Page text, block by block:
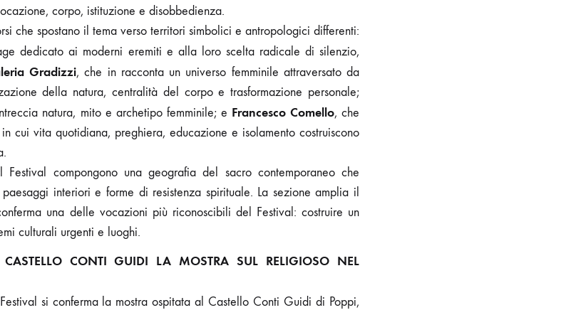
corpo, istituzione e disobbedienza.
che spostano il tema verso territori simbolici e antropologici differenti:
dedicato ai moderni eremiti e alla loro scelta radicale di silenzio,
Gradizzi, che in racconta un universo femminile attraversato da
della natura, centralità del corpo e trasformazione personale;
natura, mito e archetipo femminile; e Francesco Comello, che
cui vita quotidiana, preghiera, educazione e isolamento costruiscono
compongono una geografia del sacro contemporaneo che
interiori e forme di resistenza spirituale. La sezione amplia il
una delle vocazioni più riconoscibili del Festival: costruire un
culturali urgenti e luoghi.
CONTI GUIDI LA MOSTRA SUL RELIGIOSO NEL
si conferma la mostra ospitata al Castello Conti Guidi di Poppi,